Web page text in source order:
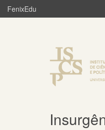
FenixEdu